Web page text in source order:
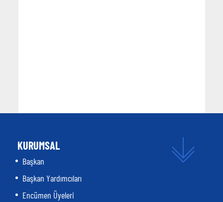
KURUMSAL
Başkan
Başkan Yardımcıları
Encümen Üyeleri